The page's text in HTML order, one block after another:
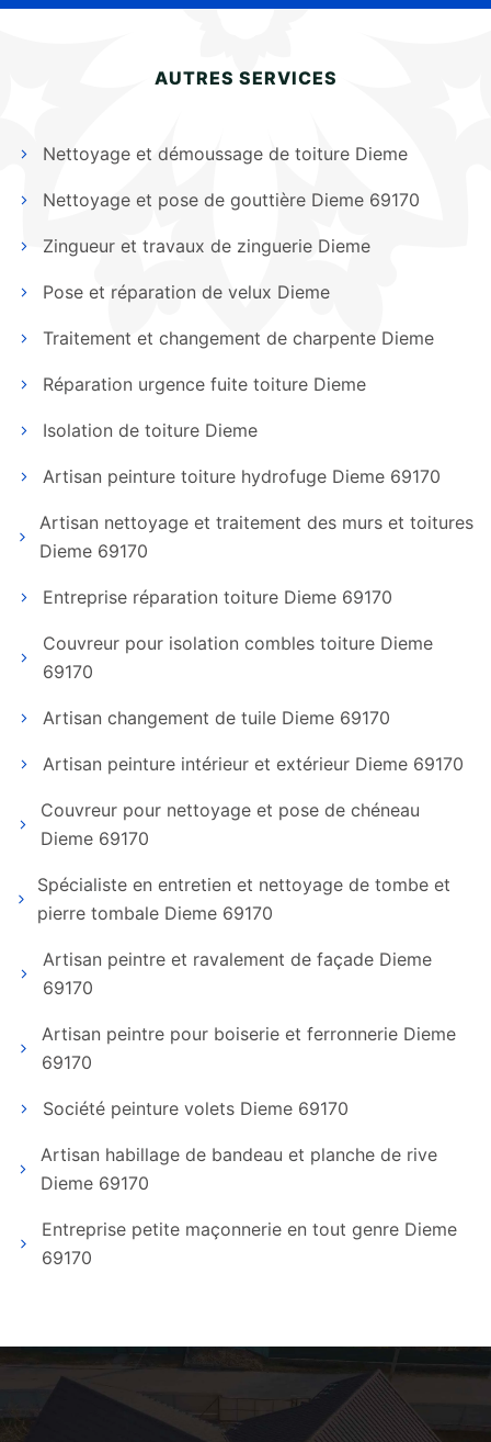
AUTRES SERVICES
Nettoyage et démoussage de toiture Dieme
Nettoyage et pose de gouttière Dieme 69170
Zingueur et travaux de zinguerie Dieme
Pose et réparation de velux Dieme
Traitement et changement de charpente Dieme
Réparation urgence fuite toiture Dieme
Isolation de toiture Dieme
Artisan peinture toiture hydrofuge Dieme 69170
Artisan nettoyage et traitement des murs et toitures
Dieme 69170
Entreprise réparation toiture Dieme 69170
Couvreur pour isolation combles toiture Dieme
69170
Artisan changement de tuile Dieme 69170
Artisan peinture intérieur et extérieur Dieme 69170
Couvreur pour nettoyage et pose de chéneau
Dieme 69170
Spécialiste en entretien et nettoyage de tombe et
pierre tombale Dieme 69170
Artisan peintre et ravalement de façade Dieme
69170
Artisan peintre pour boiserie et ferronnerie Dieme
69170
Société peinture volets Dieme 69170
Artisan habillage de bandeau et planche de rive
Dieme 69170
Entreprise petite maçonnerie en tout genre Dieme
69170